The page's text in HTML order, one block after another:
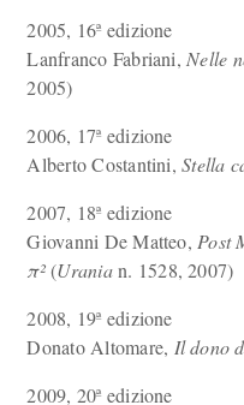
2005, 16ª edizione
Lanfranco Fabriani, Nelle
2005)
2006, 17ª edizione
Alberto Costantini,Stella
2007, 18ª edizione
Giovanni De Matteo, Post
π²(Uranian. 1528, 2007)
2008, 19ª edizione
Donato Altomare, Il dono
2009, 20ª edizione